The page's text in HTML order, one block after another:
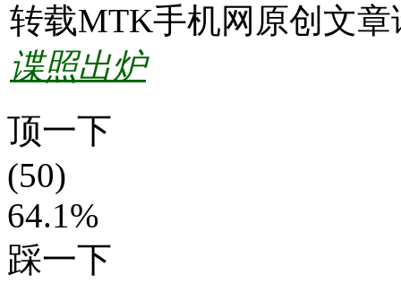
转载MTK手机网原创文
谍照出炉
顶一下
(50)
64.1%
踩一下